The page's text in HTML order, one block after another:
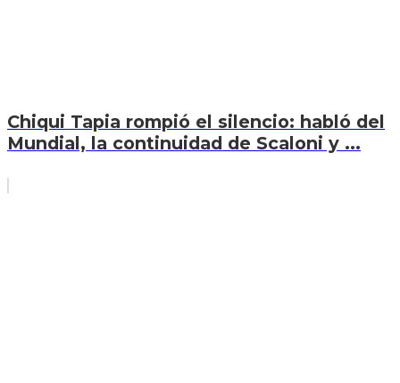
Chiqui Tapia rompió el silencio: habló del
Mundial, la continuidad de Scaloni y ...